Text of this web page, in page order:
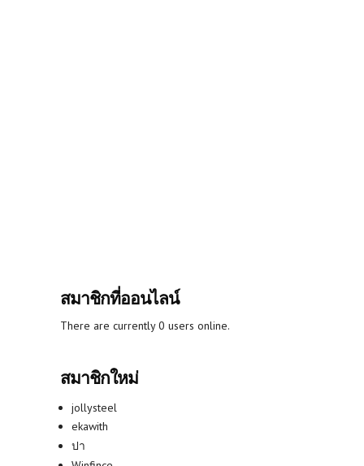
สมาชิกที่ออนไลน์
There are currently 0 users online.
สมาชิกใหม่
jollysteel
ekawith
ปา